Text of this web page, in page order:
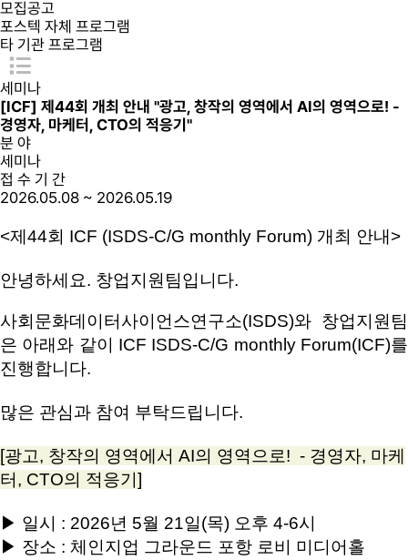
모집공고
포스텍 자체 프로그램
타 기관 프로그램
세미나
[ICF] 제44회 개최 안내 "광고, 창작의 영역에서 AI의 영역으로! -
경영자, 마케터, CTO의 적응기"
분 야
세미나
접 수 기 간
2026.05.08 ~ 2026.05.19
<제44회 ICF (ISDS-C/G monthly Forum) 개최 안내>
안녕하세요. 창업지원팀입니다.
사회문화데이터사이언스연구소(ISDS)와 창업지원팀
은 아래와 같이 ICF ISDS-C/G monthly Forum(ICF)를
진행합니다.
많은 관심과 참여 부탁드립니다.
[광고, 창작의 영역에서 AI의 영역으로! - 경영자, 마케
터, CTO의 적응기]
▶ 일시 : 2026년 5월 21일(목) 오후 4-6시
▶ 장소 : 체인지업 그라운드 포항 로비 미디어홀